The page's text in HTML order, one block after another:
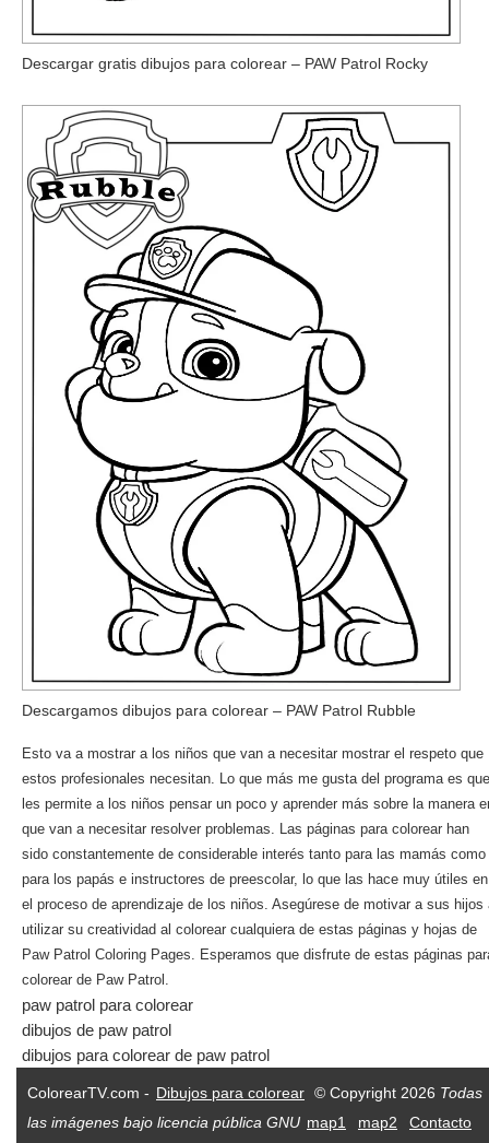
Descargar gratis dibujos para colorear – PAW Patrol Rocky
Descargamos dibujos para colorear – PAW Patrol Rubble
Esto va a mostrar a los niños que van a necesitar mostrar el respeto que
estos profesionales necesitan. Lo que más me gusta del programa es que
les permite a los niños pensar un poco y aprender más sobre la manera
que van a necesitar resolver problemas. Las páginas para colorear han
sido constantemente de considerable interés tanto para las mamás como
para los papás e instructores de preescolar, lo que las hace muy útiles en
el proceso de aprendizaje de los niños. Asegúrese de motivar a sus hijos
utilizar su creatividad al colorear cualquiera de estas páginas y hojas de
Paw Patrol Coloring Pages. Esperamos que disfrute de estas páginas
colorear de Paw Patrol.
paw patrol para colorear
dibujos de paw patrol
dibujos para colorear de paw patrol
ColorearTV.com - Dibujos para colorear © Copyright 2026 Todas
las imágenes bajo licencia pública GNU map1 map2
Contacto